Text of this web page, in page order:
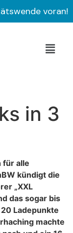
voran!
in 3
für alle
kündigt die
„XXL
das sogar bis
Ladepunkte
machte